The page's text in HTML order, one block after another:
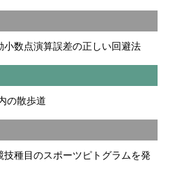
数点演算誤差の正しい回避法
の散歩道
種目のスポーツピトグラムを発